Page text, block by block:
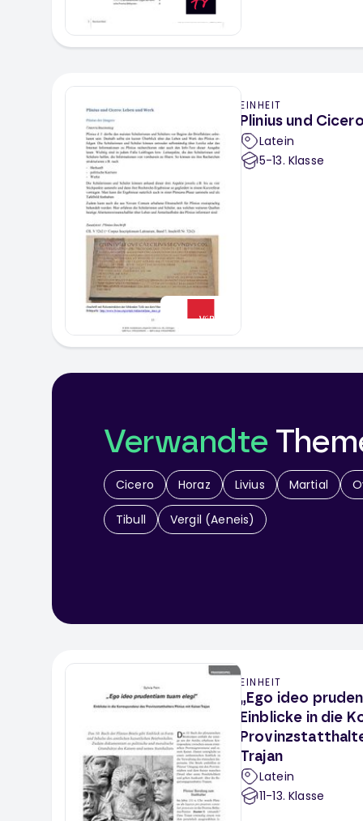
EINHEIT
Plinius und
Latein
5-13. Klasse
Verwandte
Cicero Horaz Livius Martial
Tibull Vergil (Aeneis)
EINHEIT
„Ego ideo
Einblicke in die
Trajan
Latein
11-13. Klasse